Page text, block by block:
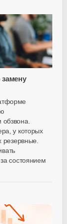
замену
у которых
резервные.
состоянием